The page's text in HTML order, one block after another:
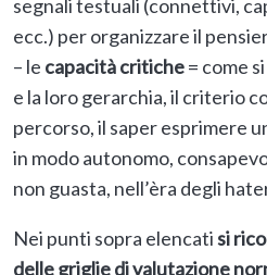
segnali testuali (connettivi,
ecc.) per organizzare il
– le capacità critiche= come
e la loro gerarchia, il criterio
percorso, il saper esprimere
in modo autonomo,
non guasta, nell’èra degli
Nei punti sopra elencatisi
delle griglie di valutazione